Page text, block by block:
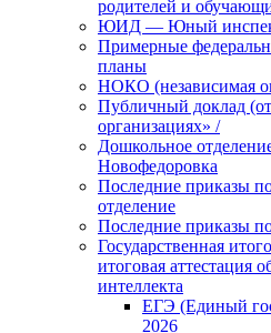
родителей и
ЮИД — Юный
Примерные
планы
НОКО (независимая
Публичный доклад
организациях» /
Дошкольное
Новофедоровка
Последние приказы
отделение
Последние приказы
Государственная
итоговая аттестация
интеллекта
ЕГЭ (Единый
2026